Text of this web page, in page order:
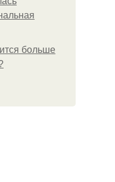
больше